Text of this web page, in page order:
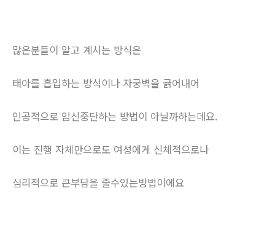
많은분들이 알고 계시는 방식은
태아를 흡입하는 방식이나 자궁벽을 긁어내어
인공적으로 임신중단하는 방법이 아닐까하는데요.
이는 진행 자체만으로도 여성에게 신체적으로나
심리적으로 큰부담을 줄수있는방법이에요